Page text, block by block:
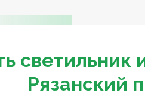
светильник
Рязанский